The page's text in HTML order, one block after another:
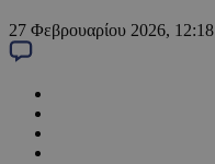
27 Φεβρουαρίου 2026, 12:18